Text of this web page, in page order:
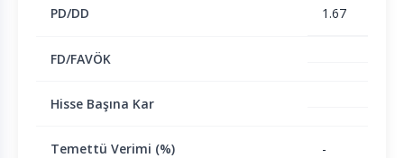
PD/DD 1.67
FD/FAVÖK
Hisse Başına Kar
Temettü Verimi (%) -